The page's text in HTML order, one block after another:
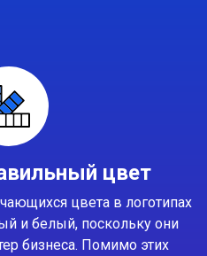
цвет
цвета в логотипах
и белый, поскольку они
бизнеса. Помимо этих